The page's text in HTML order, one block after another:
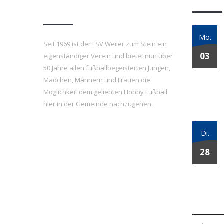
Seit 1969 ist der FSV Weiler zum Stein ein
eigenständiger Verein und bietet nun über
50 Jahre allen fußballbegeisterten Jungen,
Mädchen, Männern und Frauen die
Möglichkeit dem geliebten Hobby Fußball
hier in der Gemeinde nachzugehen.
Mo.
03
Di.
28